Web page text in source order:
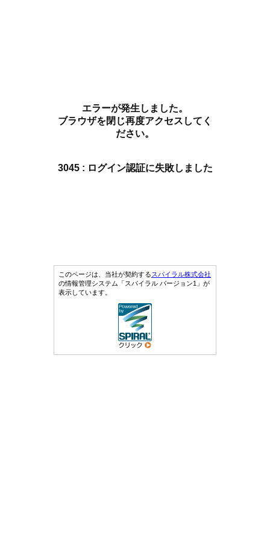
エラーが発生しました。
ブラウザを閉じ再度アクセスしてく
ださい。
3045 : ログイン認証に失敗しました
このページは、当社が契約するスパイラル株式会社
の情報管理システム「スパイラル バージョン1」が
表示しています。